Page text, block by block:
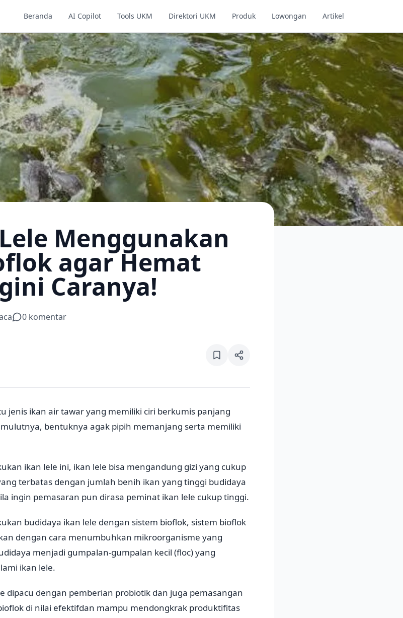
Beranda AI Copilot Tools UKM Direktori UKM Produk Lowongan Artikel
Menggunakan
agar Hemat
Caranya!
0 komentar
jenis ikan air tawar yang memiliki ciri berkumis panjang
bentuknya agak pipih memanjang serta memiliki
ikan lele ini, ikan lele bisa mengandung gizi yang cukup
terbatas dengan jumlah benih ikan yang tinggi budidaya
ingin pemasaran pun dirasa peminat ikan lele cukup tinggi.
budidaya ikan lele dengan sistem bioflok, sistem bioflok
dengan cara menumbuhkan mikroorganisme yang
menjadi gumpalan-gumpalan kecil (floc) yang
ikan lele.
dipacu dengan pemberian probiotik dan juga pemasangan
di nilai efektifdan mampu mendongkrak produktifitas